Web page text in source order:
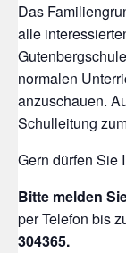
Das
alle
normalen
anzuschauen.
Schulleitung
Gern dürfen Sie
Bitte melden
per Telefon bis
304365.